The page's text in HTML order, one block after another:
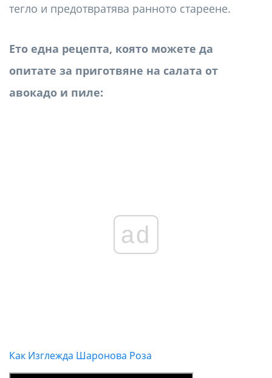
тегло и предотвратява ранното стареене.
Ето една рецепта, която можете да
опитате за приготвяне на салата от
авокадо и пиле:
ad
Как Изглежда Шаронова Роза